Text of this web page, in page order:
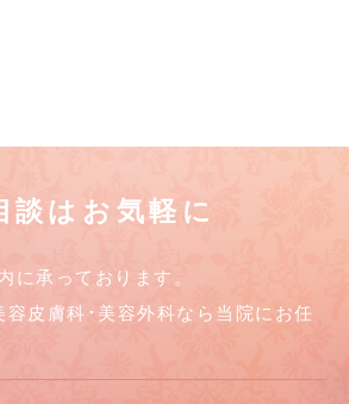
談はお気軽に
に承っております。
皮膚科･美容外科なら当院にお任